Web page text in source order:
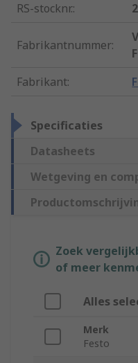
RS-stocknr.:
Fabrikantnummer:
Fabrikant:
Specificaties
Datasheets
Wetgeving en
Zoek
of meer
Alles
Merk
Festo